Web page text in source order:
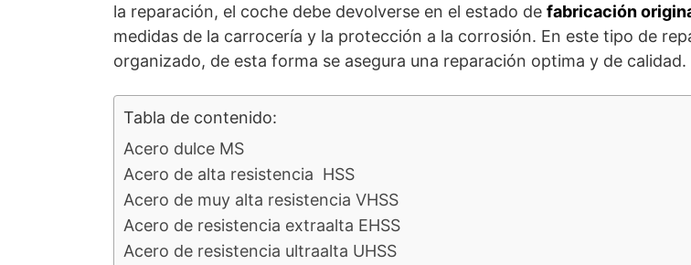
la reparación, el coche debe devolverse en el estado de fabricación
medidas de la carrocería y la protección a la corrosión. En este tipo de
organizado, de esta forma se asegura una reparación optima y de calidad.
Tabla de contenido:
Acero dulce MS
Acero de alta resistencia HSS
Acero de muy alta resistencia VHSS
Acero de resistencia extraalta EHSS
Acero de resistencia ultraalta UHSS